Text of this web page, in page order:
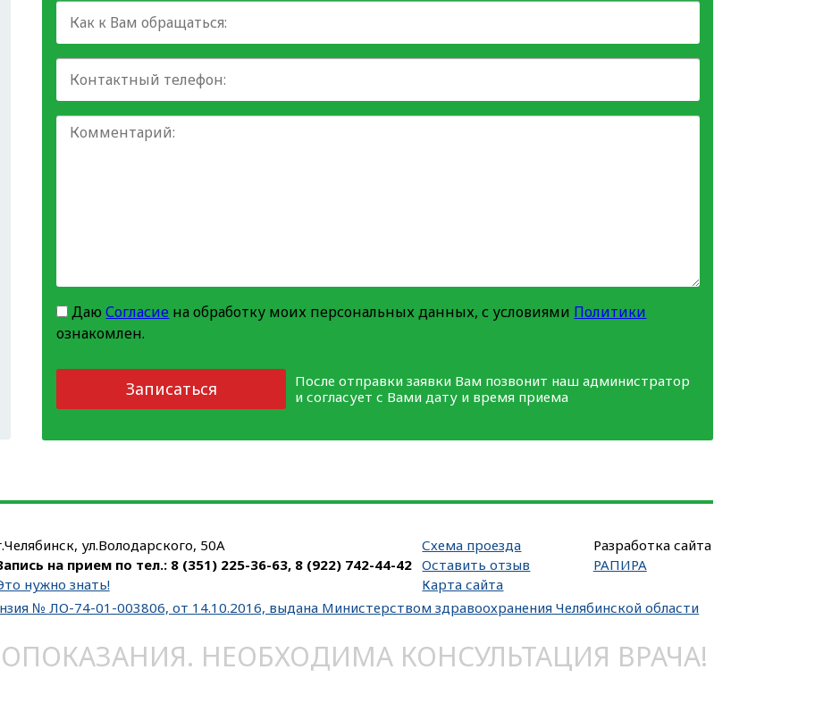
ДаюСогласие на обработку моих персональных данных, с условиями Политики
ознакомлен.
Записаться
После отправки заявки Вам позвонит наш администратор
и согласует с Вами дату и время приема
ул.Володарского, 50А
на прием по тел.: 8 (351) 225-36-63, 8 (922) 742-44-42
нужно знать!
Схема проезда
Оставить отзыв
Карта сайта
№ ЛО-74-01-003806, от 14.10.2016, выдана Министерством здравоохранения Челябинской области
НЕОБХОДИМА КОНСУЛЬТАЦИЯ ВРАЧА!
Разработка сайта
РАПИРА